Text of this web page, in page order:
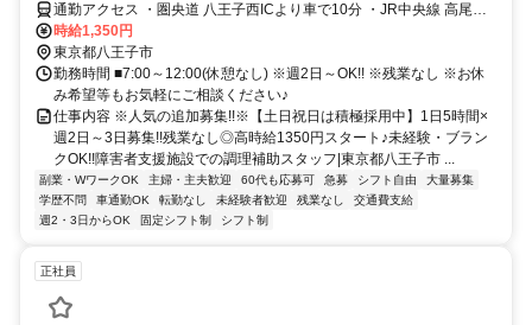
支援施設での調理補助スタッフ|東京都八王子市
通勤アクセス ・圏央道 八王子西ICより車で10分 ・JR中央線 高尾駅
より車で23分 ・自転車、バイク、車通勤OK(無料駐車場あり)
時給1,350円
東京都八王子市
勤務時間 ■7:00～12:00(休憩なし) ※週2日～OK!! ※残業なし ※お休
み希望等もお気軽にご相談ください♪
仕事内容 ※人気の追加募集!!※【土日祝日は積極採用中】1日5時間×
週2日～3日募集!!残業なし◎高時給1350円スタート♪未経験・ブラン
クOK!!障害者支援施設での調理補助スタッフ|東京都八王子市 ...
副業・WワークOK 主婦・主夫歓迎 60代も応募可 急募 シフト自由
大量募集
学歴不問
車通勤OK 転勤なし 未経験者歓迎 残業なし
交通費支給
週2・3日からOK
固定シフト制 シフト制
正社員